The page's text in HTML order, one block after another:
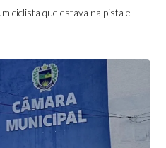
ciclista que estava na pista e